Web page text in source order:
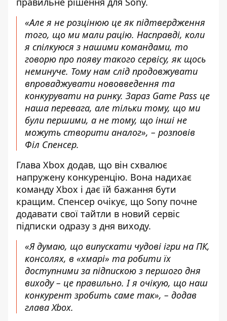
«Але я не розцінюю це як підтвердження
того, що ми мали рацію. Насправді, коли
я спілкуюся з нашими командами, то
говорю про появу такого сервісу, як щось
неминуче. Тому нам слід продовжувати
впроваджувати нововведення та
конкурувати на ринку. Зараз Game Pass це
наша перевага, але тільки тому, що ми
були першими, а не тому, що інші не
можуть створити аналог», – розповів
Філ Спенсер.
Глава Xbox додав, що він схвалює
напружену конкуренцію. Вона надихає
команду Xbox і дає їй бажання бути
кращим. Спенсер очікує, що Sony почне
додавати свої тайтли в новий сервіс
підписки одразу з дня виходу.
«Я думаю, що випускати чудові ігри на ПК,
консолях, в «хмарі» та робити їх
доступними за підпискою з першого дня
виходу – це правильно. І я очікую, що наш
конкурент зробить саме так», – додав
глава Xbox.